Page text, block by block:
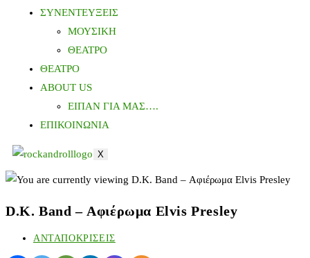
ΣΥΝΕΝΤΕΥΞΕΙΣ
ΜΟΥΣΙΚΗ
ΘΕΑΤΡΟ
ΘΕΑΤΡΟ
ABOUT US
ΕΙΠΑΝ ΓΙΑ ΜΑΣ….
ΕΠΙΚΟΙΝΩΝΙΑ
X
D.K. Band – Αφιέρωμα Elvis Presley
ΑΝΤΑΠΟΚΡΙΣΕΙΣ